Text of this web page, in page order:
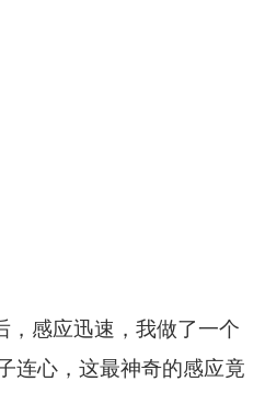
，感应迅速，我做了一个
连心，这最神奇的感应竟